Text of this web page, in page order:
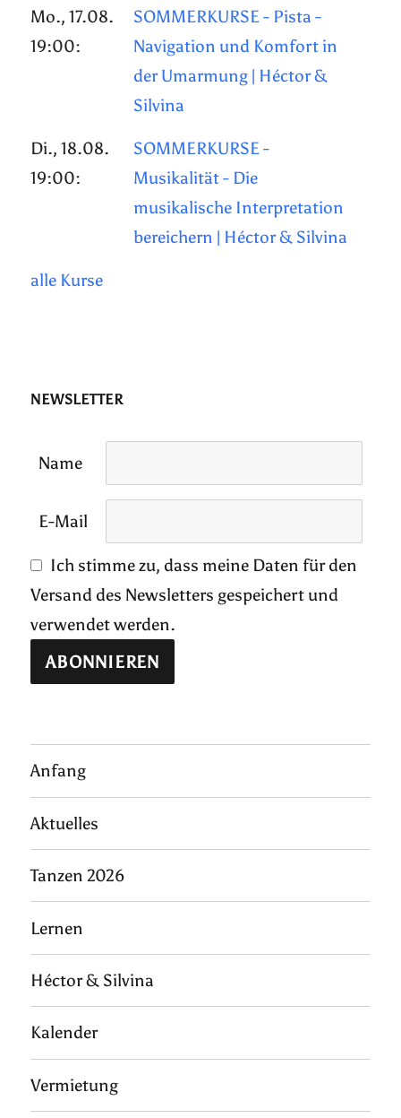
Mo., 17.08.
19:00:
SOMMERKURSE - Pista -
Navigation und Komfort in
der Umarmung | Héctor &
Silvina
Di., 18.08.
19:00:
SOMMERKURSE -
Musikalität - Die
musikalische Interpretation
bereichern | Héctor & Silvina
alle Kurse
NEWSLETTER
Name
E-Mail
Ich stimme zu, dass meine Daten für den
Versand des Newsletters gespeichert und
verwendet werden.
Anfang
Aktuelles
Tanzen 2026
Lernen
Héctor & Silvina
Kalender
Vermietung